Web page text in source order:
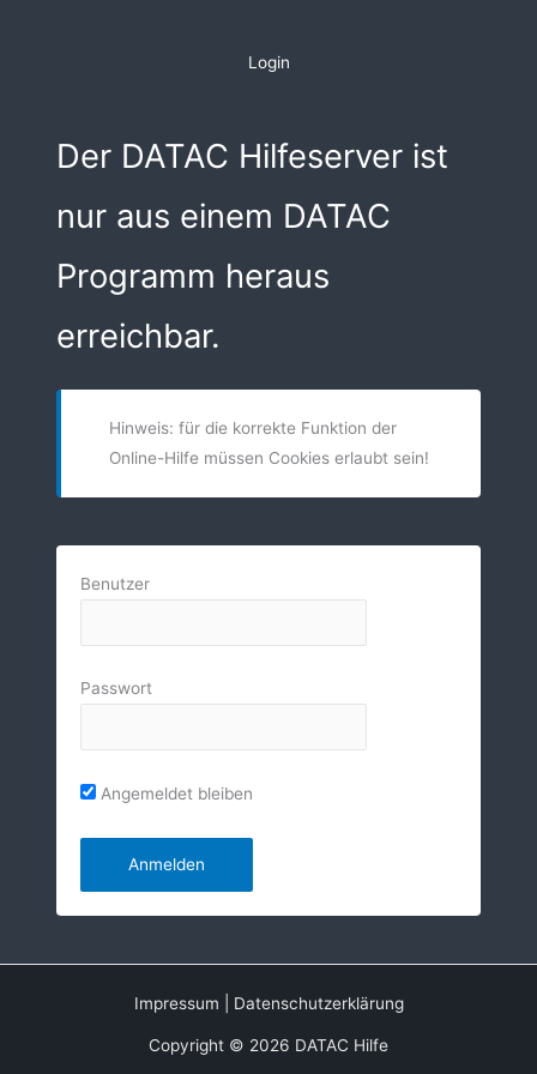
Login
Der DATAC Hilfeserver ist
nur aus einem DATAC
Programm heraus
erreichbar.
Hinweis: für die korrekte Funktion der
Online-Hilfe müssen Cookies erlaubt sein!
Benutzer
Passwort
Angemeldet bleiben
Impressum Datenschutzerklärung
Copyright © 2026 DATAC Hilfe